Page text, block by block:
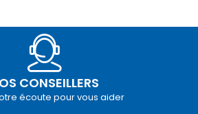
CONSEILLERS
écoute pour vous aider